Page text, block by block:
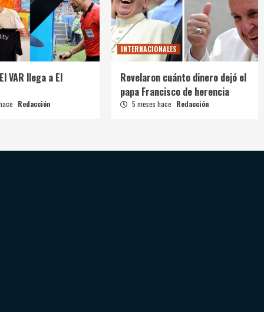
VAR llega a El
Redacción
INTERNACIONALES
Revelaron cuánto dinero dejó el
papa Francisco de herencia
5 meses hace Redacción